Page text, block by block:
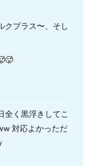
クプラス〜、そし
全く黒浮きしてこ
対応よかっただ